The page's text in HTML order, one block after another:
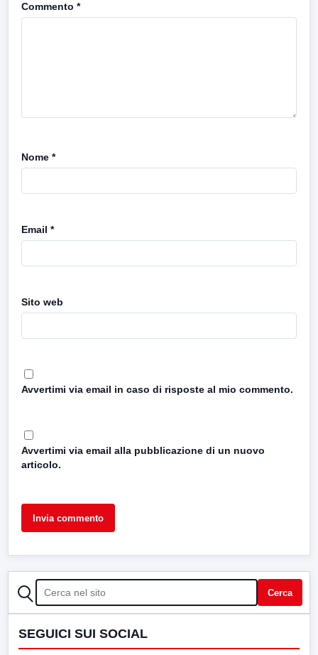
Commento *
Nome *
Email *
Sito web
Avvertimi via email in caso di risposte al mio commento.
Avvertimi via email alla pubblicazione di un nuovo
articolo.
CERCA Cerca
SEGUICI SUI SOCIAL